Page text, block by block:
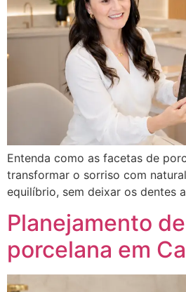
Entenda como as facetas de
transformar o sorriso com
equilíbrio, sem deixar os dentes
Planejamento
porcelana em